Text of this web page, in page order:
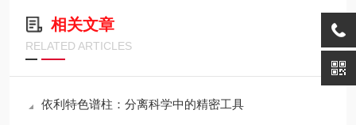
相关文章
RELATED ARTICLES
依利特色谱柱：分离科学中的精密工具